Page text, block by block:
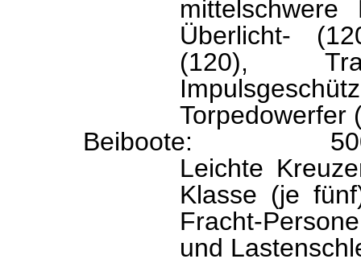
Überlicht-
(120),
Torpedowerfer
Beiboote:
Leichte
Klasse (je
Fracht-
und